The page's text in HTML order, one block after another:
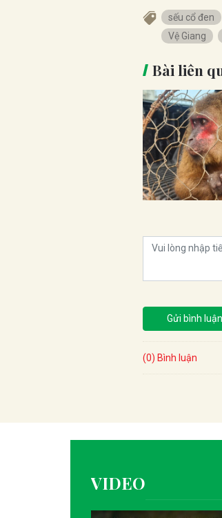
sếu cổ đen
Vệ Giang
Bài liên
Gửi bình luận
(0) Bình luận
VIDEO